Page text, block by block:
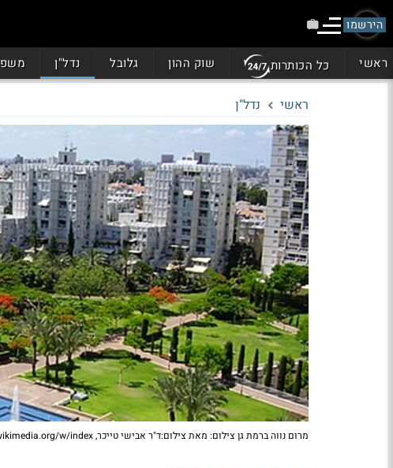
הירשמו
ראשי כל הכותרות שוק ההון גלובל נדל"ן
ראשי נדל"ן
מרום נווה ברמת גן צילום: מאת צילום:ד"ר אבישי טייכר, CC BY 2.5, https://commons.wikimedia.org/w/index